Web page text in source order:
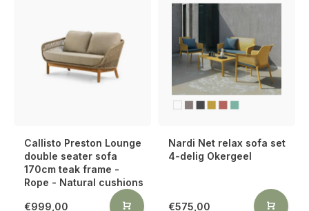
Callisto Preston Lounge
double seater sofa
170cm teak frame -
Rope - Natural cushions
€999,00
Nardi Net relax sofa set
4-delig Okergeel
€575,00